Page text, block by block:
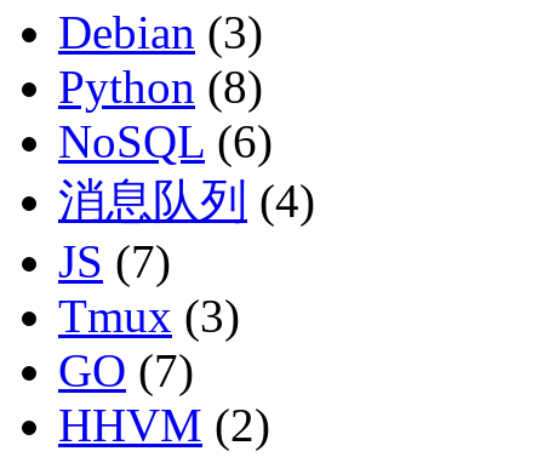
Debian (3)
Python (8)
NoSQL (6)
消息队列 (4)
JS (7)
Tmux (3)
GO (7)
HHVM (2)